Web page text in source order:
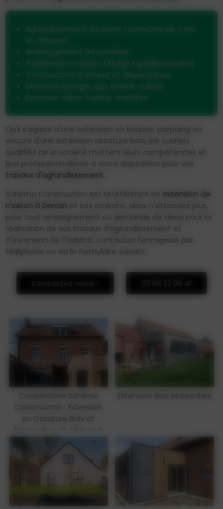
Agrandissement de pièce (ouverture de murs
et cloisons)
Aménagement de combles
Surélévation maison (étage supplémentaire)
Construction d'annexe et dépendance
Extension garage, spa, arrière-cuisine
Extension salon, cuisine, chambre
Qu'il s'agisse d'une extension en briques, parpaing ou
encore d'une extension ossature bois, les ouvriers
qualifiés de la société mettent leurs compétences et
leur professionnalisme à votre disposition pour vos
travaux d'agrandissement
Schéma Construction est la référence en extension de
maison à Denain et ses environs, alors n'attendez plus,
pour tout renseignement ou demande de devis pour la
réalisation de vos travaux d'agrandissement et
d'extension de l'habitat, contactez l'entreprise par
téléphone ou via le formulaire suivant :
Contactez-nous ! 03 66 22 96 41
Coopérative Schéma
Construction : Extension
en Ossature Bois et
Rénovation de Maison à
Marly (59)
Extension Bois Maresches